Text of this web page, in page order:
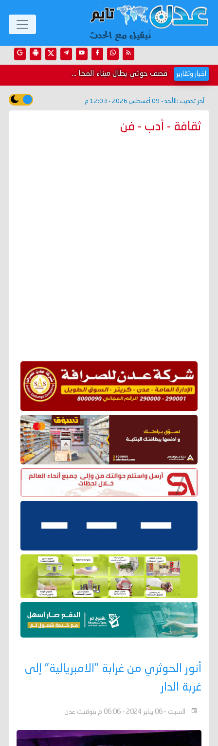
اخبار وتقارير قصف حوثي يطال ميناء المخا ...
آخر تحديث : الأحد - 09 أغسطس 2026 - 12:03 م
ثقافة - أدب - فن
أنور الحوثري من غرابة "الامبريالية" إلى
غربة الدار
السبت - 06 يناير 2024 - 06:06 م بتوقيت عدن